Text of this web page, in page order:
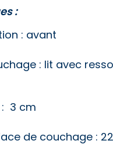
:
: avant
: lit avec
: 3 cm
de couchage :